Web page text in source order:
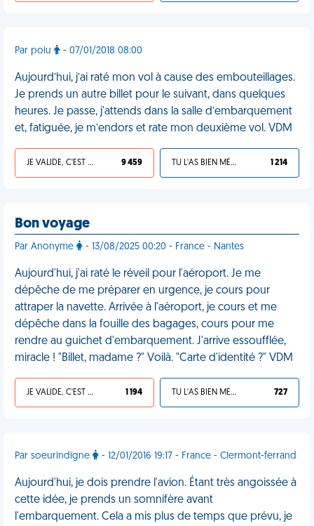
Par poiu - 07/01/2018 08:00
Aujourd’hui, j’ai raté mon vol à cause des embouteillages.
Je prends un autre billet pour le suivant, dans quelques
heures. Je passe, j'attends dans la salle d’embarquement
et, fatiguée, je m’endors et rate mon deuxième vol. VDM
JE VALIDE, C'EST UNE VDM 9 459 TU L'AS BIEN MÉRITÉ 1 214
Bon voyage
Par Anonyme - 13/08/2025 00:20 - France - Nantes
Aujourd'hui, j'ai raté le réveil pour l'aéroport. Je me
dépêche de me préparer en urgence, je cours pour
attraper la navette. Arrivée à l'aéroport, je cours et me
dépêche dans la fouille des bagages, cours pour me
rendre au guichet d'embarquement. J'arrive essoufflée,
miracle ! "Billet, madame ?" Voilà. "Carte d'identité ?" VDM
JE VALIDE, C'EST UNE VDM 1 194 TU L'AS BIEN MÉRITÉ 727
Par soeurindigne - 12/01/2016 19:17 - France - Clermont-ferrand
Aujourd'hui, je dois prendre l'avion. Étant très angoissée à
cette idée, je prends un somnifère avant
l'embarquement. Cela a mis plus de temps que prévu, je